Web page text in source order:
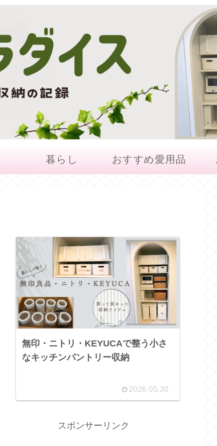
暮らし おすすめ愛用品
無印・ニトリ・KEYUCAで整う小さ
なキッチンパントリー収納
2026.05.30
スポンサーリンク